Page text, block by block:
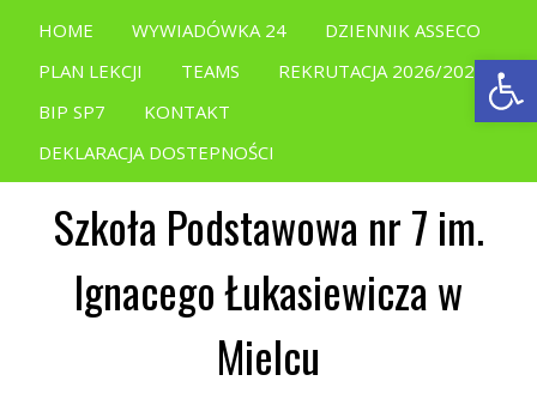
HOME WYWIADÓWKA 24
DZIENNIK ASSECO
PLAN LEKCJI
TEAMS
REKRUTACJA 2026/2027
BIP SP7
KONTAKT
DEKLARACJA DOSTEPNOŚCI
Szkoła Podstawowa nr 7 im.
Ignacego Łukasiewicza w
Mielcu